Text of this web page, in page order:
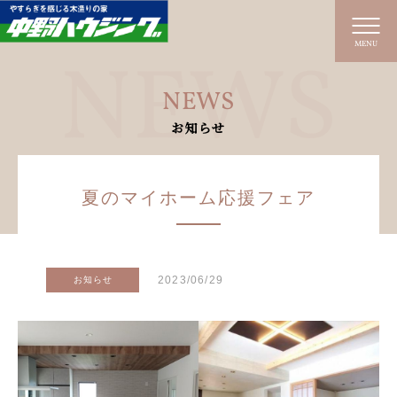
MENU
NEWS
お知らせ
夏のマイホーム応援フェア
お知らせ 2023/06/29